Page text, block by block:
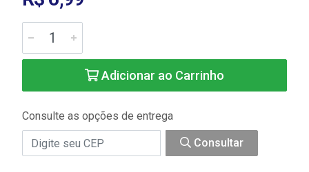
Adicionar ao Carrinho
Consulte as opções de entrega
Consultar